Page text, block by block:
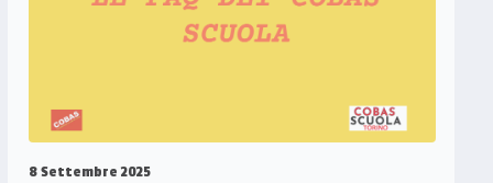
8 Settembre 2025